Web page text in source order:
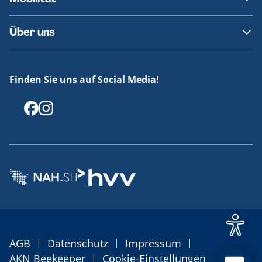
Fundsachen
Häufige Fragen
Barrierefreies Reisen
Erklärung Barrierefreiheit
Über uns
Offenlegungen
Finden Sie uns auf Social Media!
AGB | Datenschutz | Impressum |
AKN Beekeeper | Cookie-Einstellungen